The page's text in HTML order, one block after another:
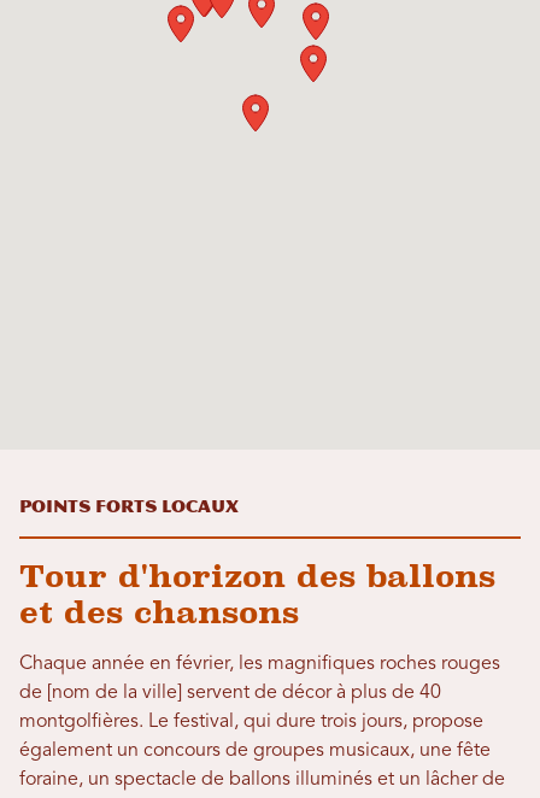
Points forts locaux
Tour d'horizon des ballons
et des chansons
Chaque année en février, les magnifiques roches rouges
de [nom de la ville] servent de décor à plus de 40
montgolfières. Le festival, qui dure trois jours, propose
également un concours de groupes musicaux, une fête
foraine, un spectacle de ballons illuminés et un lâcher de